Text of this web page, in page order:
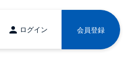
ログイン 会員登録